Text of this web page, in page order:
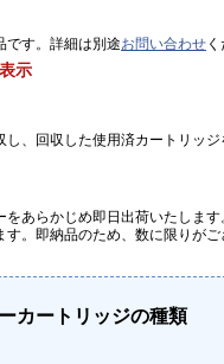
です。詳細は別途お問い合わせ く
示
し、回収した使用済カートリッ
をあらかじめ即日出荷いたします
。即納品のため、数に限りがご
ーカートリッジの種類